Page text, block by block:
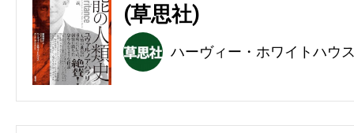
(草思社)
ハーヴィー・ホワイトハウ